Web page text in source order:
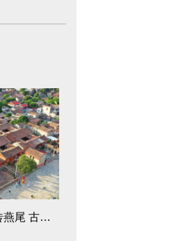
福建泉港古民居：红砖燕尾 古韵悠长